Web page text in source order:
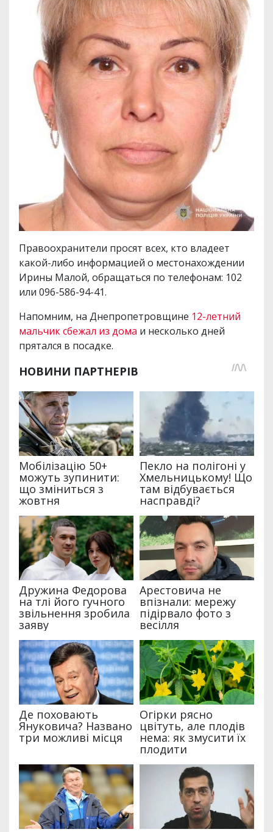
Правоохранители просят всех, кто владеет
какой-либо информацией о местонахождении
Ирины Малой, обращаться по телефонам: 102
или 096-586-94-41.
Напомним, на Днепропетровщине 12-летний
мальчик сбежал из дома и несколько дней
прятался в посадке.